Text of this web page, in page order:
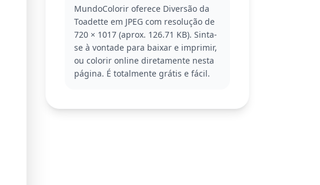
dar vida à personagem.
Toadette é uma personagem querida do
universo Mario, conhecida por sua
energia e estilo distinto. Esta página
para colorir faz parte da coleção Mario,
perfeita para quem ama os jogos e
MundoColorir oferece Diversão da
Toadette em JPEG com resolução de
720 × 1017 (aprox. 126.71 KB). Sinta-
se à vontade para baixar e imprimir,
ou colorir online diretamente nesta
página. É totalmente grátis e fácil.